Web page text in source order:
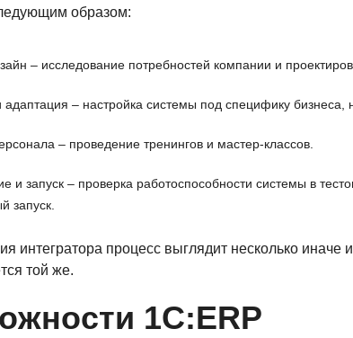
образом:
– исследование потребностей компании и
адаптация – настройка системы под специфику бизнеса,
– проведение тренингов и мастер-классов.
и запуск – проверка работоспособности системы в
запуск.
интегратора процесс выглядит несколько
той же.
1С:ERP